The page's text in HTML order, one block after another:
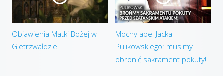
Objawienia Matki Bożej w
Gietrzwałdzie
Mocny apel Jacka
Pulikowskiego: musimy
obronić sakrament pokuty!